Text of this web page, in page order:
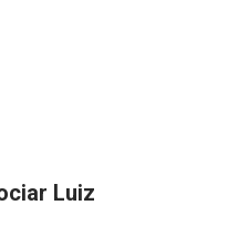
Luiz